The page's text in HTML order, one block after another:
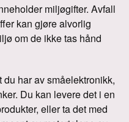
miljøgifter. Avfall
kan gjøre alvorlig
om de ikke tas hånd
har av småelektronikk,
Du kan levere det i en
eller ta det med